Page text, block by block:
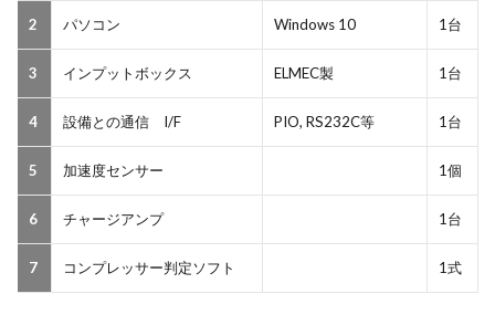
2 パソコン Windows 10 1台
3 インプットボックス ELMEC製 1台
4 設備との通信 I/F PIO, RS232C等 1台
5 加速度センサー 1個
6 チャージアンプ 1台
7 コンプレッサー判定ソフト 1式